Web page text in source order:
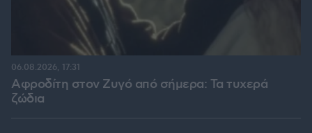
Αφροδίτη στον Ζυγό από σήμερα: Τα τυχερά
ζώδια
06.08.2026, 17:31